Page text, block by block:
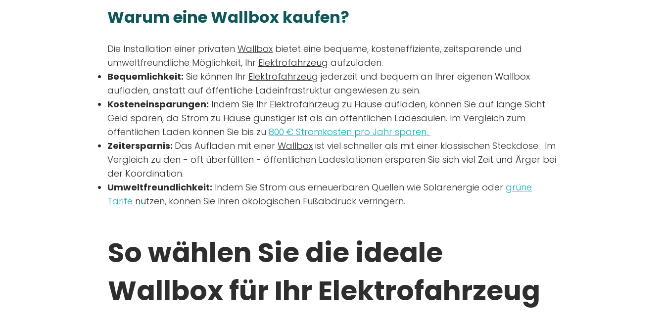
Warum eine Wallbox kaufen?
Die Installation einer privaten Wallbox bietet eine bequeme, kosteneffiziente, zeitsparende und
umweltfreundliche Möglichkeit, Ihr Elektrofahrzeug aufzuladen.
Bequemlichkeit: Sie können Ihr Elektrofahrzeug jederzeit und bequem an Ihrer eigenen Wallbox
aufladen, anstatt auf öffentliche Ladeinfrastruktur angewiesen zu sein.
Kosteneinsparungen: Indem Sie Ihr Elektrofahrzeug zu Hause aufladen, können Sie auf lange Sicht
Geld sparen, da Strom zu Hause günstiger ist als an öffentlichen Ladesäulen. Im Vergleich zum
öffentlichen Laden können Sie bis zu 800 € Stromkosten pro Jahr sparen.
Zeitersparnis: Das Aufladen mit einer Wallbox ist viel schneller als mit einer klassischen Steckdose. Im
Vergleich zu den - oft überfüllten - öffentlichen Ladestationen ersparen Sie sich viel Zeit und Ärger bei
der Koordination.
Umweltfreundlichkeit: Indem Sie Strom aus erneuerbaren Quellen wie Solarenergie oder grüne
Tarife nutzen, können Sie Ihren ökologischen Fußabdruck verringern.
So wählen Sie die ideale
Wallbox für Ihr Elektrofahrzeug